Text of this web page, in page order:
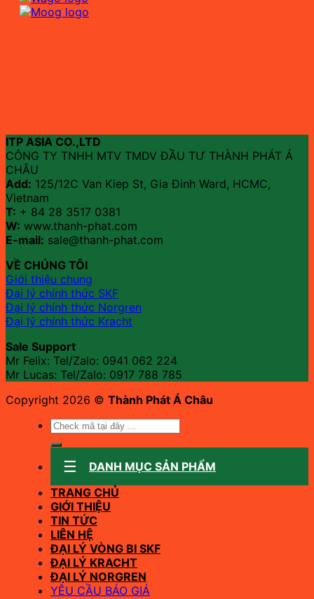
ITP ASIA CO.,LTD
CÔNG TY TNHH MTV TMDV ĐẦU TƯ THÀNH PHÁT Á
CHÂU
Add: 125/12C Van Kiep St, Gia Đinh Ward, HCMC,
Vietnam
T: + 84 28 3517 0381
W: www.thanh-phat.com
E-mail: sale@thanh-phat.com
VỀ CHÚNG TÔI
Giới thiệu chung
Đại lý chính thức SKF
Đại lý chính thức Norgren
Đại lý chính thức Kracht
Sale Support
Mr Felix: Tel/Zalo: 0941 062 224
Mr Lucas: Tel/Zalo: 0917 788 785
Copyright 2026 © Thành Phát Á Châu
Tìm
DANH MỤC SẢN PHẨM
TRANG CHỦ
GIỚI THIỆU
TIN TỨC
LIÊN HỆ
ĐẠI LÝ VÒNG BI SKF
ĐẠI LÝ KRACHT
ĐẠI LÝ NORGREN
YÊU CẦU BÁO GIÁ